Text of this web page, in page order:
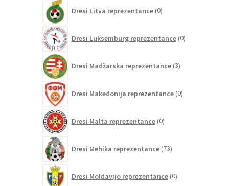
Dresi Litva reprezentance 0izdelkov
Dresi Luksemburg reprezentance 0izdelkov
Dresi Madžarska reprezentance 3izdelki
Dresi Makedonija reprezentance 0izdelkov
Dresi Malta reprezentance 0izdelkov
Dresi Mehika reprezentance 73izdelkov
Dresi Moldavijo reprezentance 0izdelkov